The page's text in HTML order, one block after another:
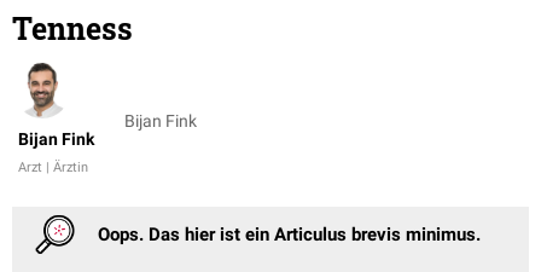
Tenness
Bijan Fink
Arzt | Ärztin
Bijan Fink
Oops. Das hier ist ein Articulus brevis minimus.